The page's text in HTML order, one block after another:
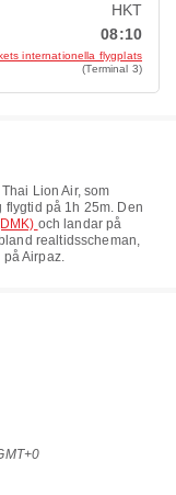
HKT
08:10
internationella flygplats
(Terminal 3)
Thai Lion Air, som
flygtid på 1h 25m. Den
och landar på
realtidsscheman,
Airpaz.